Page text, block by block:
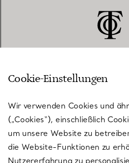
KUNDENSERVICE
SERVICES
Cookie-Einstellungen
Wir verwenden Cookies und
(„Cookies“), einschließlich
um unsere Website zu
die Website-Funktionen zu
Nutzererfahrung zu